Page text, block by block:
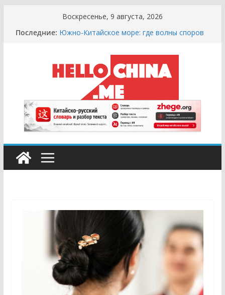
содержимому
Воскресенье, 9 августа, 2026
Последние: Южно-Китайское море: где волны споров
Сырная Лихорадка: Как Найти Настоящий
Сыр в Китае и не Купить «Пластиковый»
Аналог
Охота за Черным Хлебом: Путеводитель
по Русским и Европейским Пекарням в
Китае
Молочный Кризис: Почему в Китае не
Найти Творог, Сметану и Кефир (и Где
Искать Спасение?)
Счастливые Числа и Продукты-Табу: